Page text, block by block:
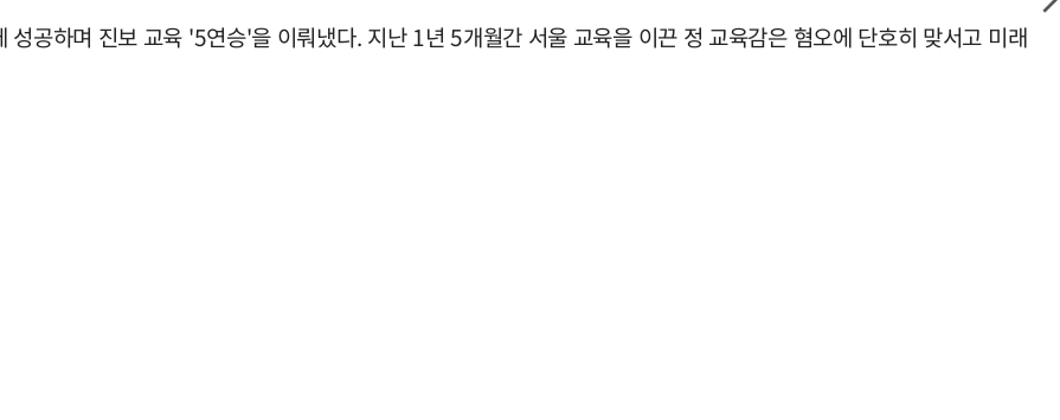
공하며 진보 교육 '5연승'을 이뤄냈다. 지난 1년 5개월간 서울 교육을 이끈 정 교육감은 혐오에 단호히 맞서고 미래